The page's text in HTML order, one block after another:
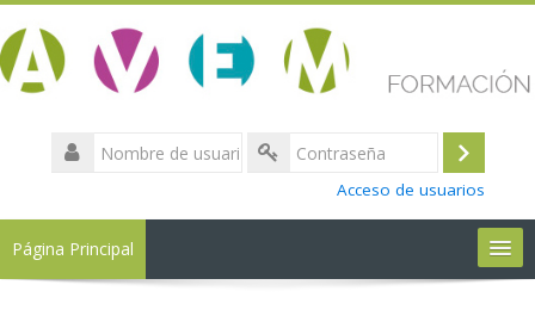
Nombre
de
(nombre
minuscula)
Acceso de usuarios
Página Principal